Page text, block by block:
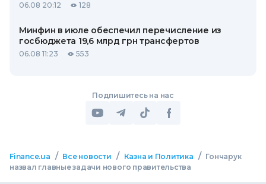
06.08 20:12 128
Минфин в июле обеспечил перечисление из
госбюджета 19,6 млрд грн трансфертов
06.08 11:23 553
Подпишитесь на нас
Finance.ua / Все новости / Казна и Политика / Гончарук
назвал главные задачи нового правительства